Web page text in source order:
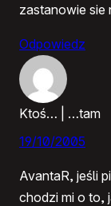
zastanowie sie
Odpowiedz
Ktoś… | …tam
19/10/2005
AvantaR, jeśli
chodzi mi o to,